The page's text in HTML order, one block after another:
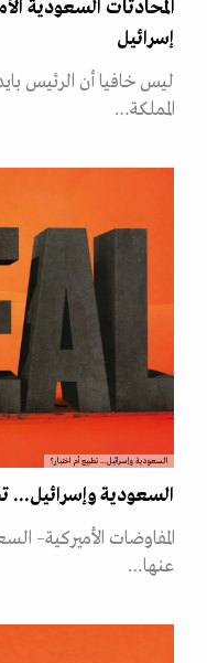
المحادثات السعودية
إسرائيل
ليس خافيا أن الرئيس
المملكة…
السعودية وإسرائيل... تطبيع أم اختبار؟
السعودية وإسرائيل...
المفاوضات الأميركية–
عنها…